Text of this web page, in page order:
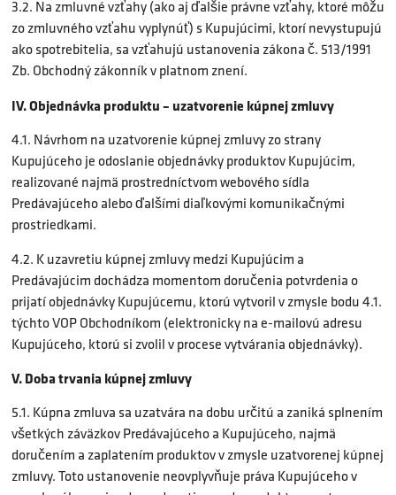
3.2. Na zmluvné vzťahy (ako aj ďalšie právne vzťahy, ktoré môžu
zo zmluvného vzťahu vyplynúť) s Kupujúcimi, ktorí nevystupujú
ako spotrebitelia, sa vzťahujú ustanovenia zákona č. 513/1991
Zb. Obchodný zákonník v platnom znení.
IV. Objednávka produktu – uzatvorenie kúpnej zmluvy
4.1. Návrhom na uzatvorenie kúpnej zmluvy zo strany
Kupujúceho je odoslanie objednávky produktov Kupujúcim,
realizované najmä prostredníctvom webového sídla
Predávajúceho alebo ďalšími diaľkovými komunikačnými
prostriedkami.
4.2. K uzavretiu kúpnej zmluvy medzi Kupujúcim a
Predávajúcim dochádza momentom doručenia potvrdenia o
prijatí objednávky Kupujúcemu, ktorú vytvoril v zmysle bodu 4.1.
týchto VOP Obchodníkom (elektronicky na e-mailovú adresu
Kupujúceho, ktorú si zvolil v procese vytvárania objednávky).
V. Doba trvania kúpnej zmluvy
5.1. Kúpna zmluva sa uzatvára na dobu určitú a zaniká splnením
všetkých záväzkov Predávajúceho a Kupujúceho, najmä
doručením a zaplatením produktov v zmysle uzatvorenej kúpnej
zmluvy. Toto ustanovenie neovplyvňuje práva Kupujúceho v